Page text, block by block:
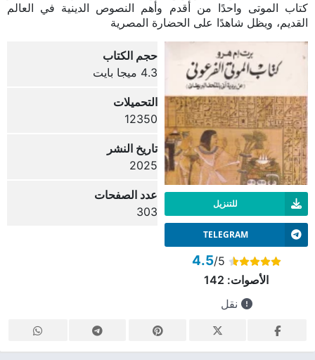
كتاب الموتى واحدًا من أقدم وأهم النصوص الدينية في العالم
القديم، ويظل شاهدًا على الحضارة المصرية
للتنزيل
TELEGRAM
4.5/5
الأصوات: 142
نقل
حجم الكتاب
4.3 ميجا بايت
التحميلات
12350
تاريخ النشر
2025
عدد الصفحات
303